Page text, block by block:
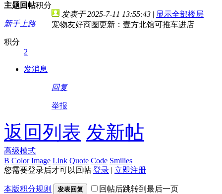
主题回帖积分
新手上路
积分
2
发消息
发表于 2025-7-11 13:55:43 | 显示全部楼层
宠物友好商圈更新：壹方北馆可推车进店
回复
举报
返回列表 发新帖
高级模式
B Color Image Link Quote Code Smilies
您需要登录后才可以回帖 登录 | 立即注册
本版积分规则 发表回复 回帖后跳转到最后一页